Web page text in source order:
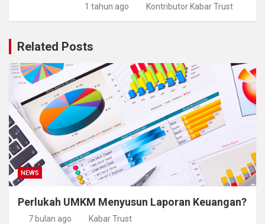
1 tahun ago Kontributor Kabar Trust
Related Posts
NEWS
Perlukah UMKM Menyusun Laporan Keuangan?
7 bulan ago Kabar Trust